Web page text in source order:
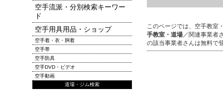
このページでは、空手教室
手教室・道場／関連事業者
の該当事業者さんは無料で
空手流派・分別検索キーワー
ド
空手用具用品・ショップ
空手着・衣・胴着
空手帯
空手防具
空手DVD・ビデオ
空手動画
道場・ジム検索